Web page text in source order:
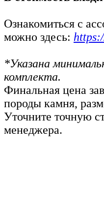
Ознакомиться с
можно здесь:
*Указана
комплекта.
Финальная цена
породы камня,
Уточните точную
менеджера.